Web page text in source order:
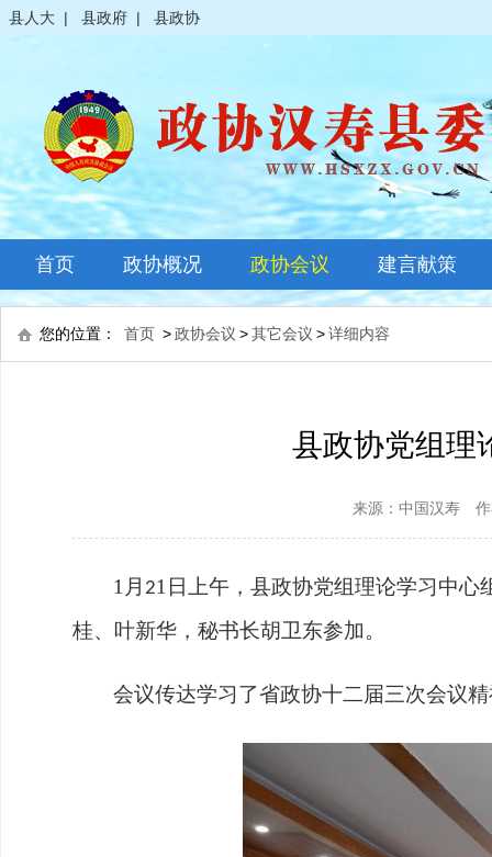
县人大 | 县政府 | 县政协
首页 政协概况
领导之窗
政协章程
政协会议
常委会议
建言献策
您的位置： 首页 >政协会议 >其它会议 >详细内容
县政协党组理
来源：中国汉寿
1 月 21 日 上午 ， 县政协党组理论学习中心
桂、叶新华，秘书长胡卫东参加。
会议传达学习了省政协十二届三次会议